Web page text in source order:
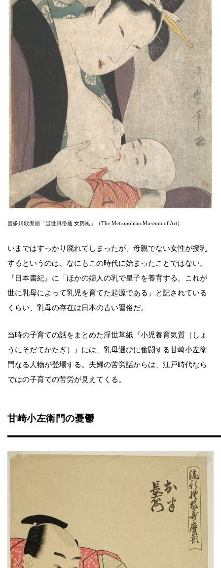
喜多川歌麿画「当世風俗通 女房風」（The Metropolitan Museum of Art）
いまではすっかり廃れてしまったが、母親でない女性が授乳
するというのは、なにもこの時代に始まったことではない。
『日本書紀』に「ほかの婦人の乳で皇子を養育する。これが
世に乳母によって乳児を育てた起源である」と記されている
くらい、乳母の存在は日本の古い習俗だ。
当時の子育ての話をまとめた浮世草紙『小児養育気質（しょ
うにそだてかたぎ）』には、乳母選びに奮闘する甘崎小左衛
門なる人物が登場する。夫婦の苦労話からは、江戸時代なら
ではの子育ての苦労が見えてくる。
甘崎小左衛門の憂鬱